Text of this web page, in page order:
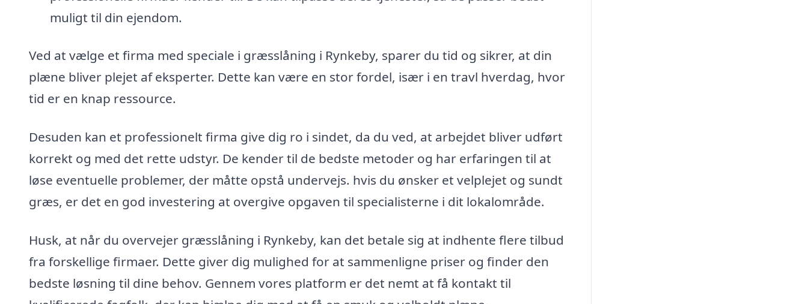
muligt til din ejendom.
Ved at vælge et firma med speciale i græsslåning i Rynkeby, sparer du tid og sikrer, at din
plæne bliver plejet af eksperter. Dette kan være en stor fordel, især i en travl hverdag, hvor
tid er en knap ressource.
Desuden kan et professionelt firma give dig ro i sindet, da du ved, at arbejdet bliver udført
korrekt og med det rette udstyr. De kender til de bedste metoder og har erfaringen til at
løse eventuelle problemer, der måtte opstå undervejs. hvis du ønsker et velplejet og sundt
græs, er det en god investering at overgive opgaven til specialisterne i dit lokalområde.
Husk, at når du overvejer græsslåning i Rynkeby, kan det betale sig at indhente flere tilbud
fra forskellige firmaer. Dette giver dig mulighed for at sammenligne priser og finder den
bedste løsning til dine behov. Gennem vores platform er det nemt at få kontakt til